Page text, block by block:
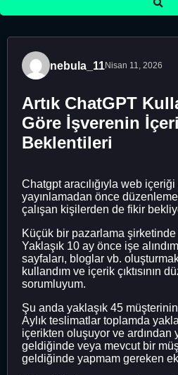
nebula_11Nisan 11, 2026
Artık ChatGPT
Göre İşverenin
Beklentileri
Chatgpt aracılığıyla web
yayınlamadan önce
çalışan kişilerden de fikir
Küçük bir pazarlama şirketinde
Yaklaşık 10 ay önce işe
sayfaları, bloglar vb.
kullandım ve içerik çıktısının
sorumluyum.
Şu anda yaklaşık 45
Aylık teslimatlar toplamda
içerikten oluşuyor ve ardından
geldiğinde veya mevcut bir
geldiğinde yapmam gereken